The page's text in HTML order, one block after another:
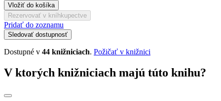
Vložiť do košíka
Rezervovať v kníhkupectve
Pridať do zoznamu
Sledovať dostupnosť
Dostupné v 44 knižniciach. Požičať v knižnici
V ktorých knižniciach majú túto knihu?